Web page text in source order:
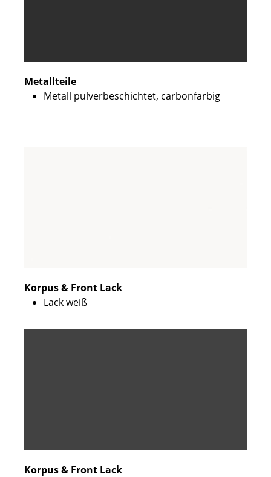
Metallteile
Metall pulverbeschichtet, carbonfarbig
Korpus & Front Lack
Lack weiß
Korpus & Front Lack